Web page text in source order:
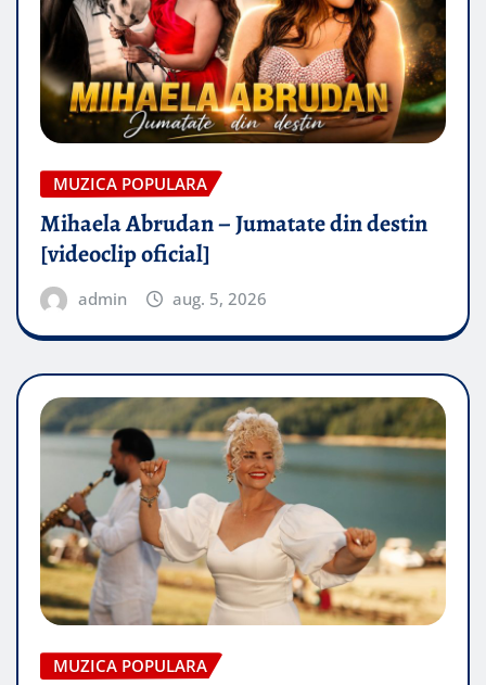
MUZICA POPULARA
Mihaela Abrudan – Jumatate din destin
[videoclip oficial]
admin aug. 5, 2026
MUZICA POPULARA